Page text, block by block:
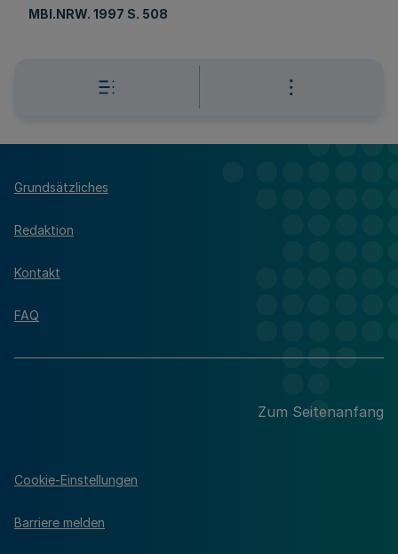
MBl.NRW. 1997 S. 508
Grundsätzliches
Redaktion
Kontakt
FAQ
Zum Seitenanfang
Cookie-Einstellungen
Barriere melden